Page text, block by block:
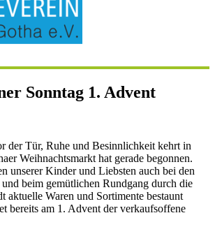
Sonntag 1. Advent
der Tür, Ruhe und Besinnlichkeit kehrt in
Weihnachtsmarkt hat gerade begonnen.
unserer Kinder und Liebsten auch bei den
beim gemütlichen Rundgang durch die
aktuelle Waren und Sortimente bestaunt
bereits am 1. Advent der verkaufsoffene